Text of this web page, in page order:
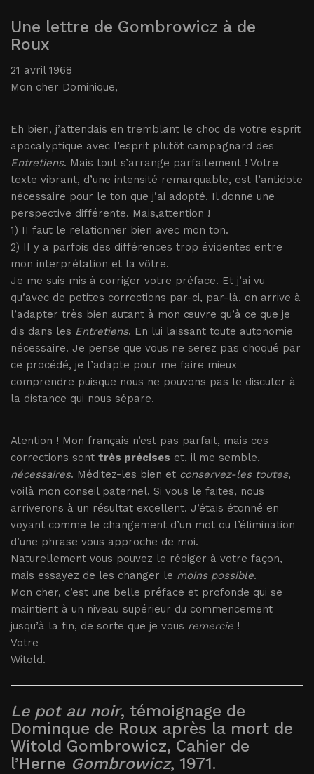
Une lettre de Gombrowicz à de
Roux
21 avril 1968
Mon cher Dominique,
Eh bien, j’attendais en tremblant le choc de votre esprit
apocalyptique avec l’esprit plutôt campagnard des
Entretiens. Mais tout s’arrange parfaitement ! Votre
texte vibrant, d’une intensité remarquable, est l’antidote
nécessaire pour le ton que j’ai adopté. Il donne une
perspective différente. Mais,attention !
1) II faut le relationner bien avec mon ton.
2) II y a parfois des différences trop évidentes entre
mon interprétation et la vôtre.
Je me suis mis à corriger votre préface. Et j’ai vu
qu’avec de petites corrections par-ci, par-là, on arrive à
l’adapter très bien autant à mon œuvre qu’à ce que je
dis dans les Entretiens. En lui laissant toute autonomie
nécessaire. Je pense que vous ne serez pas choqué par
ce procédé, je l’adapte pour me faire mieux
comprendre puisque nous ne pouvons pas le discuter à
la distance qui nous sépare.
Atention ! Mon français n’est pas parfait, mais ces
corrections sont très précises et, il me semble,
nécessaires. Méditez-les bien et conservez-les toutes,
voilà mon conseil paternel. Si vous le faites, nous
arriverons à un résultat excellent. J’étais étonné en
voyant comme le changement d’un mot ou l’élimination
d’une phrase vous approche de moi.
Naturellement vous pouvez le rédiger à votre façon,
mais essayez de les changer le moins possible.
Mon cher, c’est une belle préface et profonde qui se
maintient à un niveau supérieur du commencement
jusqu’à la fin, de sorte que je vous remercie !
Votre
Witold.
Le pot au noir, témoignage de
Dominque de Roux après la mort de
Witold Gombrowicz, Cahier de
l’Herne Gombrowicz, 1971.